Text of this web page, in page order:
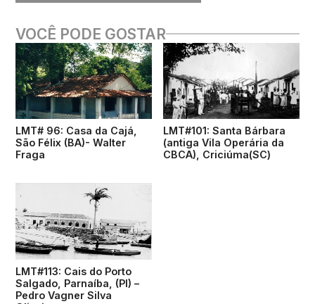
VOCÊ PODE GOSTAR
LMT# 96: Casa da Cajá,
São Félix (BA)- Walter
Fraga
LMT#101: Santa Bárbara
(antiga Vila Operária da
CBCA), Criciúma(SC)
LMT#113: Cais do Porto
Salgado, Parnaíba, (PI) –
Pedro Vagner Silva